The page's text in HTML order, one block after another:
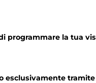
programmare la tua
esclusivamente